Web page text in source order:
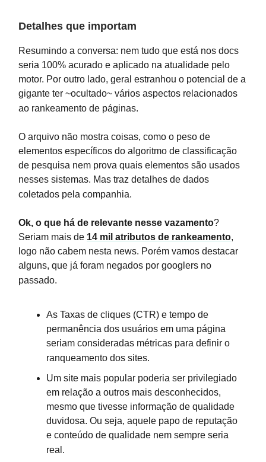
Detalhes que importam
Resumindo a conversa: nem tudo que está nos docs
seria 100% acurado e aplicado na atualidade pelo
motor. Por outro lado, geral estranhou o potencial de a
gigante ter ~ocultado~ vários aspectos relacionados
ao rankeamento de páginas.
O arquivo não mostra coisas, como o peso de
elementos específicos do algoritmo de classificação
de pesquisa nem prova quais elementos são usados
nesses sistemas. Mas traz detalhes de dados
coletados pela companhia.
Ok, o que há de relevante nesse vazamento?
Seriam mais de 14 mil atributos de rankeamento,
logo não cabem nesta news. Porém vamos destacar
alguns, que já foram negados por googlers no
passado.
As Taxas de cliques (CTR) e tempo de
permanência dos usuários em uma página
seriam consideradas métricas para definir o
ranqueamento dos sites.
Um site mais popular poderia ser privilegiado
em relação a outros mais desconhecidos,
mesmo que tivesse informação de qualidade
duvidosa. Ou seja, aquele papo de reputação
e conteúdo de qualidade nem sempre seria
real.